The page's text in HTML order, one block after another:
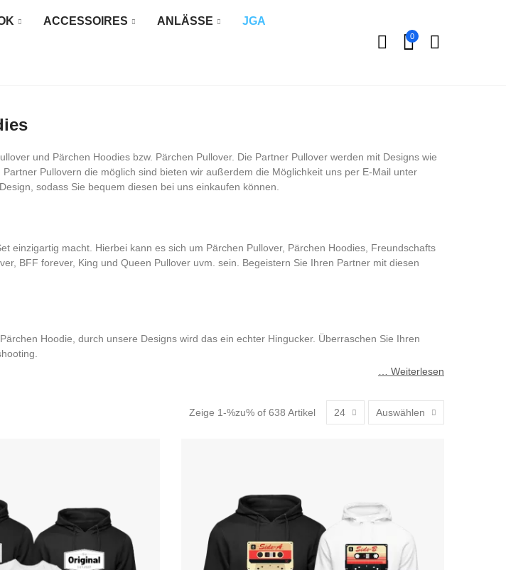
ACCESSOIRES ANLÄSSE JGA
0
und Pärchen Hoodies bzw. Pärchen Pullover. Die Partner Pullover werden mit Designs wie
Pullovern die möglich sind bieten wir außerdem die Möglichkeit uns per E-Mail unter
sodass Sie bequem diesen bei uns einkaufen können.
einzigartig macht. Hierbei kann es sich um Pärchen Pullover, Pärchen Hoodies, Freundschafts
BFF forever, King und Queen Pullover uvm. sein. Begeistern Sie Ihren Partner mit diesen
Hoodie, durch unsere Designs wird das ein echter Hingucker. Überraschen Sie Ihren
… Weiterlesen
Zeige 1-%zu% of 638 Artikel 24 Auswählen